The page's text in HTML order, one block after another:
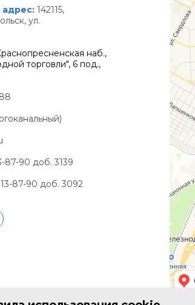
142115,
ул.
наб.,
торговли", 6 под.,
87-90 доб. 3139
87-90 доб. 3092